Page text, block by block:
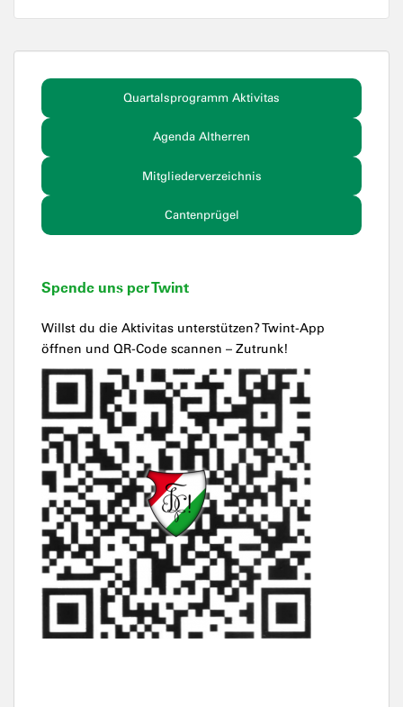
Quartalsprogramm Aktivitas
Agenda Altherren
Mitgliederverzeichnis
Cantenprügel
Spende uns per Twint
Willst du die Aktivitas unterstützen? Twint-App
öffnen und QR-Code scannen – Zutrunk!